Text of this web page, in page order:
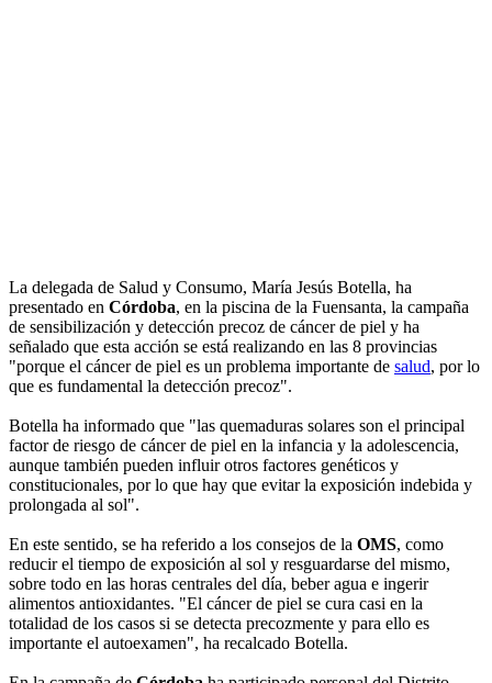
La delegada de Salud y Consumo, María Jesús Botella, ha
presentado en Córdoba, en la piscina de la Fuensanta, la campaña
de sensibilización y detección precoz de cáncer de piel y ha
señalado que esta acción se está realizando en las 8 provincias
"porque el cáncer de piel es un problema importante de salud, por lo
que es fundamental la detección precoz".
Botella ha informado que "las quemaduras solares son el principal
factor de riesgo de cáncer de piel en la infancia y la adolescencia,
aunque también pueden influir otros factores genéticos y
constitucionales, por lo que hay que evitar la exposición indebida y
prolongada al sol".
En este sentido, se ha referido a los consejos de la OMS, como
reducir el tiempo de exposición al sol y resguardarse del mismo,
sobre todo en las horas centrales del día, beber agua e ingerir
alimentos antioxidantes. "El cáncer de piel se cura casi en la
totalidad de los casos si se detecta precozmente y para ello es
importante el autoexamen", ha recalcado Botella.